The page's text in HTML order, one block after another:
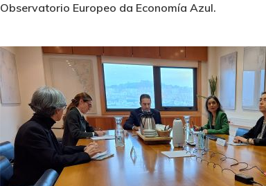
Observatorio Europeo da Economía Azul.